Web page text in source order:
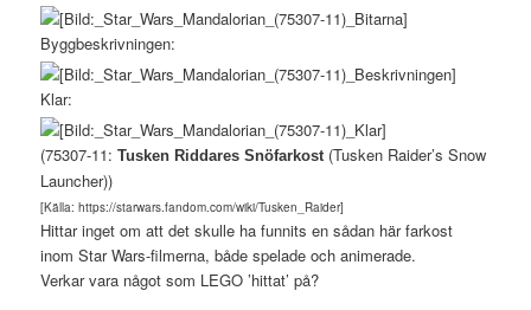
Byggbeskrivningen:
Klar:
(75307-11:Tusken Riddares Snöfarkost(Tusken Raider’s Snow
Launcher))
[Källa: https://starwars.fandom.com/wiki/Tusken_Raider]
Hittar inget om att det skulle ha funnits en sådan här farkost
inom Star Wars-filmerna, både spelade och animerade.
Verkar vara något som LEGO ’hittat’ på?